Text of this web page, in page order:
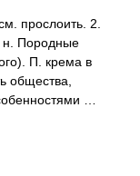
прослоить. 2.
н. Породные
П. крема в
общества,
…